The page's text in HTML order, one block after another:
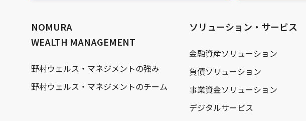
NOMURA
WEALTH MANAGEMENT
野村ウェルス・マネジメントの強み
野村ウェルス・マネジメントのチーム
ソリューション・サービス
金融資産ソリューション
負債ソリューション
事業資金ソリューション
デジタルサービス